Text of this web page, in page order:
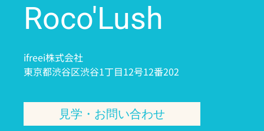
Roco'Lush
ifreei株式会社
東京都渋谷区渋谷1丁目12号12番202
見学・お問い合わせ